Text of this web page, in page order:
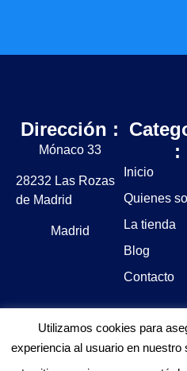
Dirección :
Mónaco 33
28232 Las Rozas
de Madrid
Madrid
:
Inicio
Quienes
La tienda
Blog
Contacto
Utilizamos cookies para
experiencia al usuario en nuestro